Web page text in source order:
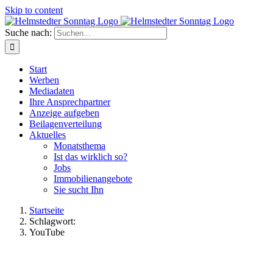
Skip to content
Suche nach:
Start
Werben
Mediadaten
Ihre Ansprechpartner
Anzeige aufgeben
Beilagenverteilung
Aktuelles
Monatsthema
Ist das wirklich so?
Jobs
Immobilienangebote
Sie sucht Ihn
Startseite
Schlagwort:
YouTube